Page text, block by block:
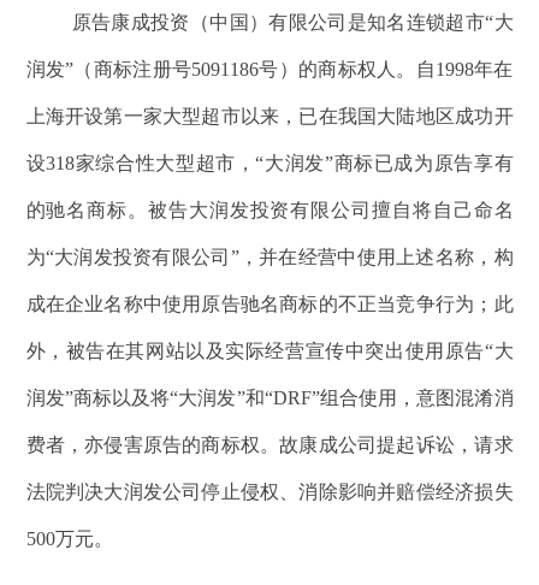
原告康成投资（中国）有限公司是知名连锁超市“大
润发”（商标注册号5091186号）的商标权人。自1998年在
上海开设第一家大型超市以来，已在我国大陆地区成功开
设318家综合性大型超市，“大润发”商标已成为原告享有
的驰名商标。被告大润发投资有限公司擅自将自己命名
为“大润发投资有限公司”，并在经营中使用上述名称，构
成在企业名称中使用原告驰名商标的不正当竞争行为；此
外，被告在其网站以及实际经营宣传中突出使用原告“大
润发”商标以及将“大润发”和“DRF”组合使用，意图混淆消
费者，亦侵害原告的商标权。故康成公司提起诉讼，请求
法院判决大润发公司停止侵权、消除影响并赔偿经济损失
500万元。